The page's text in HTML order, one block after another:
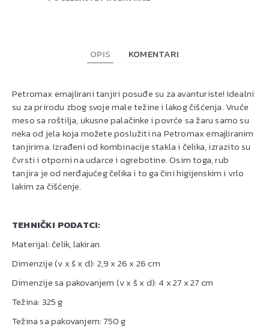
OPIS KOMENTARI
Petromax emajlirani tanjiri posuđe su za avanturiste! Idealni
su za prirodu zbog svoje male težine i lakog čišćenja. Vruće
meso sa roštilja, ukusne palačinke i povrće sa žaru samo su
neka od jela koja možete poslužiti na Petromax emajliranim
tanjirima. Izrađeni od kombinacije stakla i čelika, izrazito su
čvrsti i otporni na udarce i ogrebotine. Osim toga, rub
tanjira je od nerđajućeg čelika i to ga čini higijenskim i vrlo
lakim za čišćenje.
TEHNIČKI PODATCI:
Materijal: čelik, lakiran
Dimenzije (v x š x d): 2,9 x 26 x 26 cm
Dimenzije sa pakovanjem (v x š x d): 4 x 27 x 27 cm
Težina: 325 g
Težina sa pakovanjem: 750 g